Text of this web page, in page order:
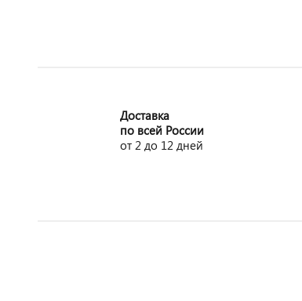
Доставка
по всей России
от 2 до 12 дней